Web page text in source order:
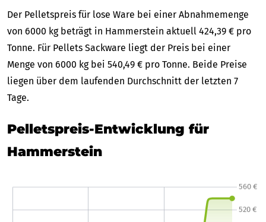
Der Pelletspreis für lose Ware bei einer Abnahmemenge
von 6000 kg beträgt in Hammerstein aktuell 424,39 € pro
Tonne. Für Pellets Sackware liegt der Preis bei einer
Menge von 6000 kg bei 540,49 € pro Tonne. Beide Preise
liegen über dem laufenden Durchschnitt der letzten 7
Tage.
Pelletspreis-Entwicklung für
Hammerstein